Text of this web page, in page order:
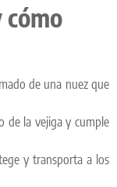
cómo
de una nuez que
de la vejiga y cumple
y transporta a los